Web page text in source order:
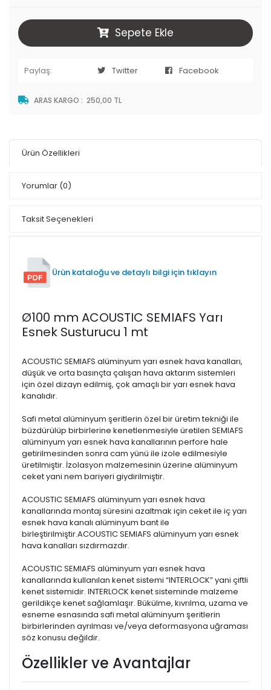
Sepete Ekle
Paylaş: Twitter Facebook
ARAS KARGO : 250,00 TL
Ürün Özellikleri
Yorumlar (0)
Taksit Seçenekleri
Ürün kataloğu ve detaylı bilgi için tıklayın
Ø100 mm ACOUSTIC SEMIAFS Yarı
Esnek Susturucu 1 mt
ACOUSTIC SEMIAFS alüminyum yarı esnek hava kanalları,
düşük ve orta basınçta çalışan hava aktarım sistemleri
için özel dizayn edilmiş, çok amaçlı bir yarı esnek hava
kanalıdır.
Safi metal alüminyum şeritlerin özel bir üretim tekniği ile
büzdürülüp birbirlerine kenetlenmesiyle üretilen SEMIAFS
alüminyum yarı esnek hava kanallarının perfore hale
getirilmesinden sonra cam yünü ile izole edilmesiyle
üretilmiştir. İzolasyon malzemesinin üzerine alüminyum
ceket yani nem bariyeri giydirilmiştir.
ACOUSTIC SEMIAFS alüminyum yarı esnek hava
kanallarında montaj süresini azaltmak için ceket ile iç yarı
esnek hava kanalı alüminyum bant ile
birleştirilmiştir.ACOUSTIC SEMIAFS alüminyum yarı esnek
hava kanalları sızdırmazdır.
ACOUSTIC SEMIAFS alüminyum yarı esnek hava
kanallarında kullanılan kenet sistemi “INTERLOCK” yani çiftli
kenet sistemidir. INTERLOCK kenet sisteminde malzeme
gerildikçe kenet sağlamlaşır. Bükülme, kıvrılma, uzama ve
esneme esnasında safi metal alüminyum şeritlerin
birbirlerinden ayrılması ve/veya deformasyona uğraması
söz konusu değildir.
Özellikler ve Avantajlar